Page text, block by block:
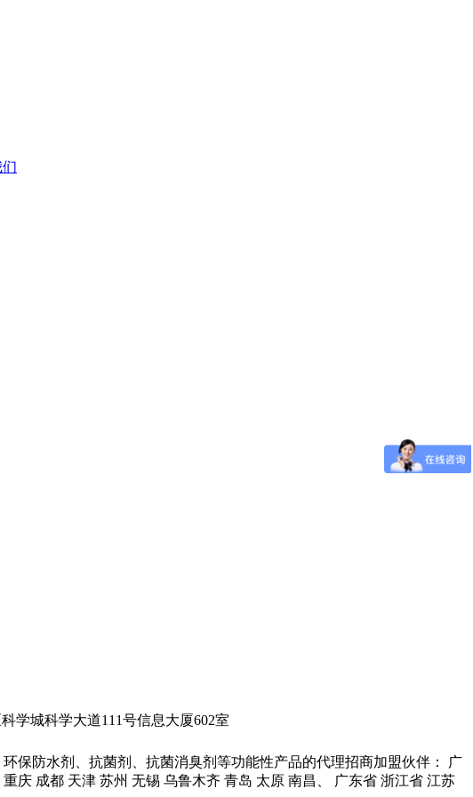
学城科学大道111号信息大厦602室
保防水剂、抗菌剂、抗菌消臭剂等功能性产品的代理招商加盟伙伴： 广
庆 成都 天津 苏州 无锡 乌鲁木齐 青岛 太原 南昌、 广东省 浙江省 江苏